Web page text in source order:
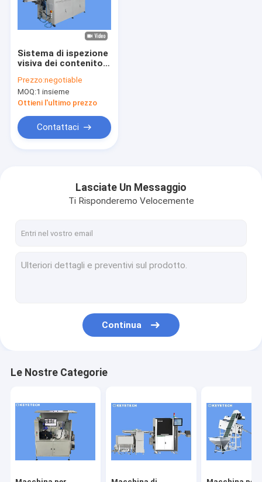
Sistema di ispezione
visiva dei contenitori
compresse
farmaceutiche
Prezzo:negotiable
MOQ:1 insieme
Ottieni l'ultimo prezzo
Contattaci
Lasciate Un Messaggio
Ti Risponderemo Velocemente
Continua
Le Nostre Categorie